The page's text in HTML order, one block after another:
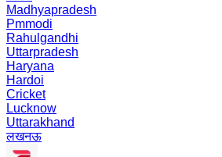
Madhyapradesh
Pmmodi
Rahulgandhi
Uttarpradesh
Haryana
Hardoi
Cricket
Lucknow
Uttarakhand
लखनऊ